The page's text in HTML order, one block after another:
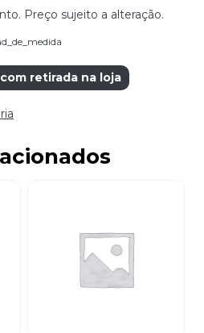
Preço sujeito a alteração.
retirada na loja